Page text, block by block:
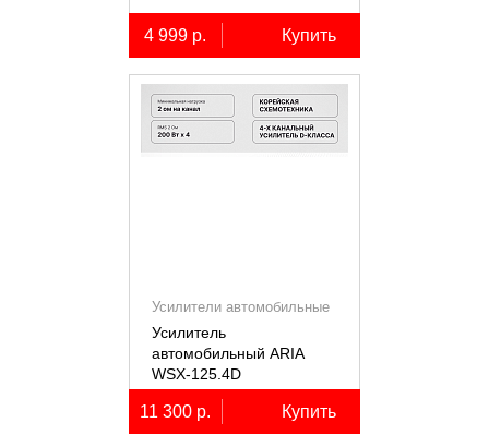
4 999 р. Купить
Усилители автомобильные
Усилитель
автомобильный ARIA
WSX-125.4D
четырёхканальный,
4х125Вт (4Ом)
11 300 р. Купить